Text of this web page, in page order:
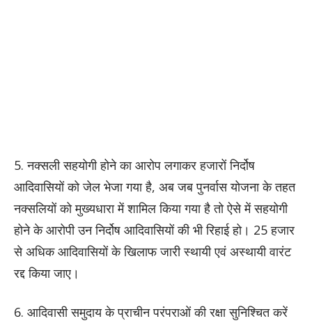
5. नक्सली सहयोगी होने का आरोप लगाकर हजारों निर्दोष
आदिवासियों को जेल भेजा गया है, अब जब पुनर्वास योजना के तहत
नक्सलियों को मुख्यधारा में शामिल किया गया है तो ऐसे में सहयोगी
होने के आरोपी उन निर्दोष आदिवासियों की भी रिहाई हो। 25 हजार
से अधिक आदिवासियों के खिलाफ जारी स्थायी एवं अस्थायी वारंट
रद्द किया जाए।
6. आदिवासी समुदाय के प्राचीन परंपराओं की रक्षा सुनिश्चित करें